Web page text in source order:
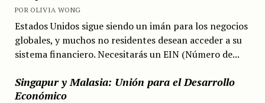
POR OLIVIA WONG
Estados Unidos sigue siendo un imán para los negocios
globales, y muchos no residentes desean acceder a su
sistema financiero. Necesitarás un EIN (Número de...
Singapur y Malasia: Unión para el Desarrollo
Económico